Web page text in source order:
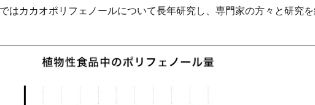
はカカオポリフェノールについて長年研究し、専門家の方々と研究を